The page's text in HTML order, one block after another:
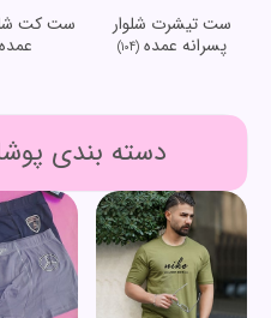
ست تیشرت شلوار
پسرانه عمده(104)
ست کت
دسته بندی